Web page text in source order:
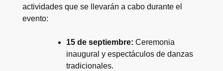
actividades que se llevarán a cabo durante el
evento:
15 de septiembre: Ceremonia
inaugural y espectáculos de danzas
tradicionales.